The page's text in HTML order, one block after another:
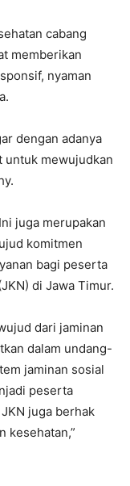
cabang
memberikan
nyaman
dengan adanya
untuk mewujudkan
juga merupakan
komitmen
bagi peserta
di Jawa Timur.
dari jaminan
dalam undang-
jaminan sosial
peserta
juga berhak
kesehatan,”